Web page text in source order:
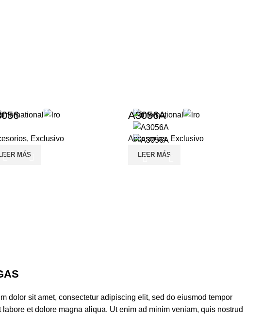
, Exclusivo
MÁS
A3056A
Accesorios, Exclusivo
LEER MÁS
dolor sit amet, consectetur adipiscing elit, sed do eiusmod tempor
labore et dolore magna aliqua. Ut enim ad minim veniam, quis nostrud